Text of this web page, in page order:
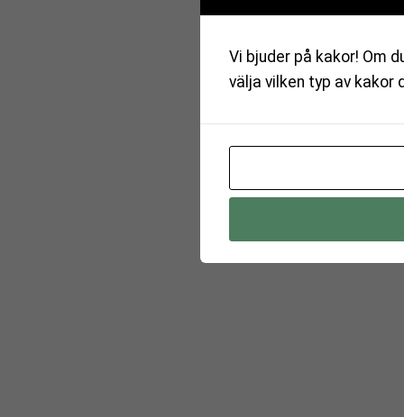
Vi bjuder på kakor! Om
välja vilken typ av kakor